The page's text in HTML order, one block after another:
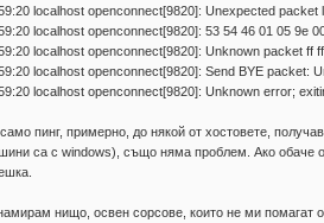
localhost openconnect[9820]: Unexpected
localhost openconnect[9820]: 53 54 46 01 05 9e
localhost openconnect[9820]: Unknown packet ff
localhost openconnect[9820]: Send BYE packet:
localhost openconnect[9820]: Unknown error;
пинг, примерно, до някой от хостовете,
са с windows), също няма проблем. Ако обаче
нищо, освен сорсове, които не ми помагат